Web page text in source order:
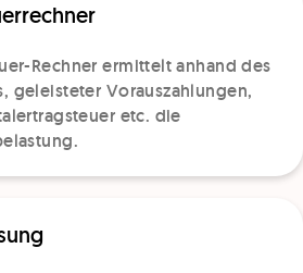
Rechner ermittelt anhand des
geleisteter Vorauszahlungen,
etc. die